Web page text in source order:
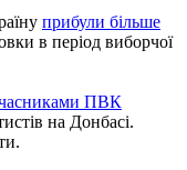
прибули більше
в період виборчої
ПВК
на Донбасі.